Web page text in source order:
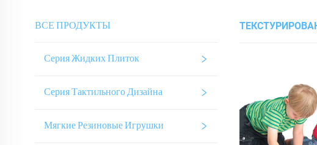
ВСЕ ПРОДУКТЫ
Серия Жидких Плиток
Серия Тактильного Дизайна
Мягкие Резиновые Игрушки